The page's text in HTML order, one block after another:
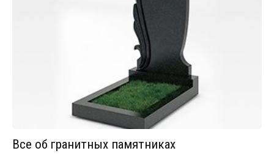
Все об гранитных памятниках